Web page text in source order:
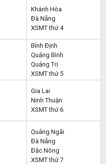
Khánh Hòa
Đà Nẵng
XSMT thứ 4
Bình Định
Quảng Bình
Quảng Trị
XSMT thứ 5
Gia Lai
Ninh Thuận
XSMT thứ 6
Quảng Ngãi
Đà Nẵng
Đắc Nông
XSMT thứ 7